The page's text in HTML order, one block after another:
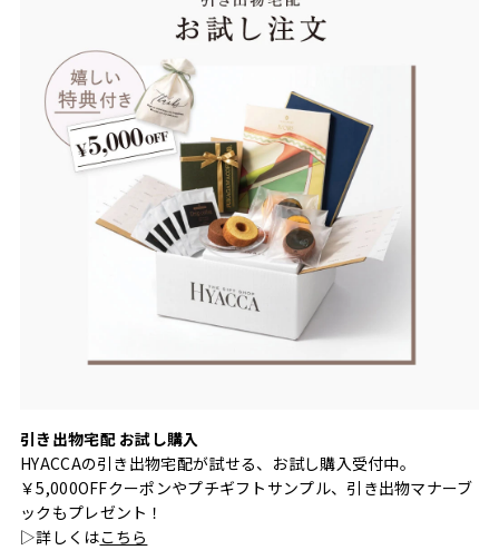
引き出物宅配 お試し購入
HYACCAの引き出物宅配が試せる、お試し購入受付中。
￥5,000OFFクーポンやプチギフトサンプル、引き出物マナーブ
ックもプレゼント！
▷詳しくはこちら